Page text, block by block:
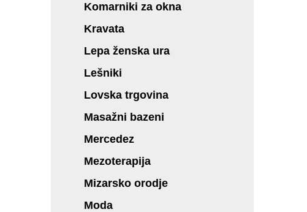
Komarniki za okna
Kravata
Lepa ženska ura
Lešniki
Lovska trgovina
Masažni bazeni
Mercedez
Mezoterapija
Mizarsko orodje
Moda